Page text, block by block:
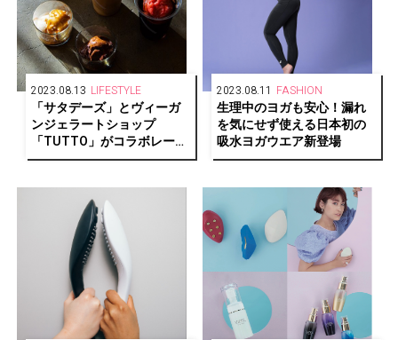
2023.08.13 LIFESTYLE
「サタデーズ」とヴィーガ
ンジェラートショップ
「TUTTO」がコラボレーシ
ョン！期間限定メニューを
2023.08.11 FASHION
生理中のヨガも安⼼！漏れ
を気にせず使える⽇本初の
吸⽔ヨガウエア新登場